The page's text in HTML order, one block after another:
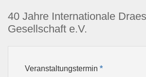
40 Jahre Internationale
Gesellschaft e.V.
Veranstaltungstermin*